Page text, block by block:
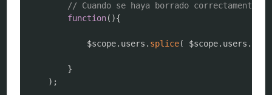
// Cuando se haya borrado correctamente
function( ){
			$scope
. users . splice( $scope. users .
}
) ;